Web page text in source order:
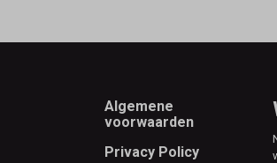
Footer
Algemene
voorwaarden
Privacy Policy